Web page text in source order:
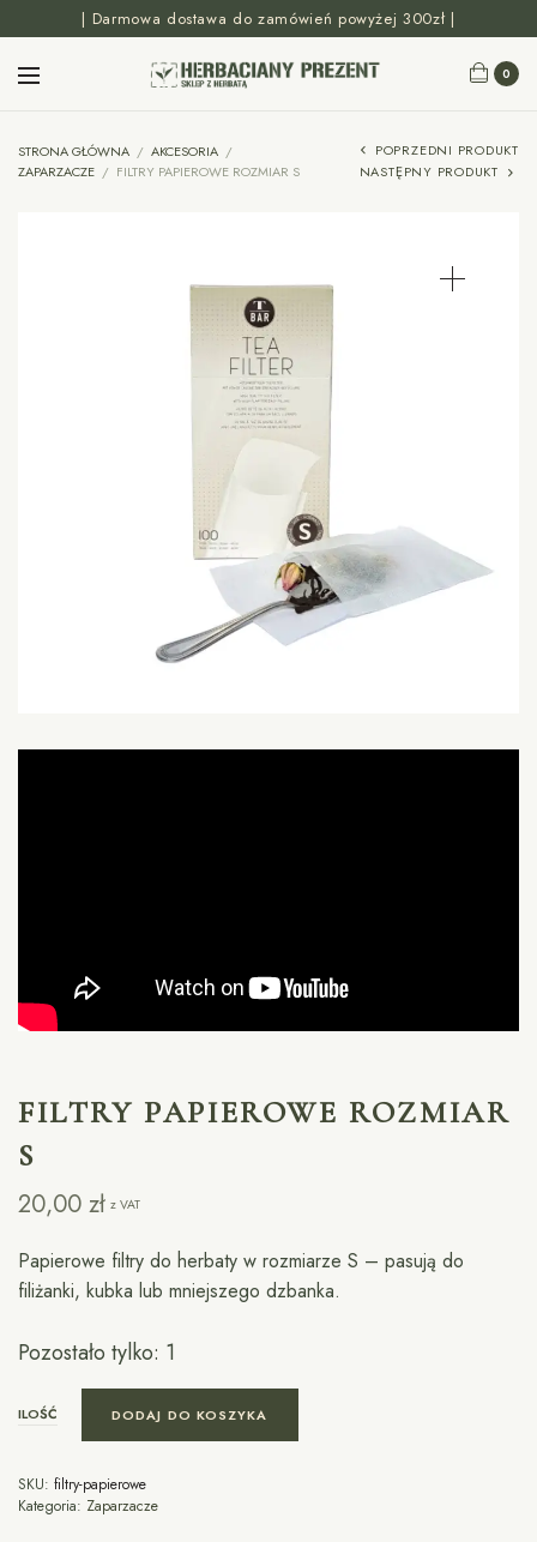
| Darmowa dostawa do zamówień powyżej 300zł |
0
STRONA GŁÓWNA / AKCESORIA /
ZAPARZACZE / FILTRY PAPIEROWE ROZMIAR S
POPRZEDNI PRODUKT
NASTĘPNY PRODUKT
FILTRY PAPIEROWE ROZMIAR
S
20,00zł z VAT
Papierowe filtry do herbaty w rozmiarze S – pasują do
filiżanki, kubka lub mniejszego dzbanka.
Pozostało tylko: 1
ILOŚĆ DODAJ DO KOSZYKA
SKU: filtry-papierowe
Kategoria: Zaparzacze